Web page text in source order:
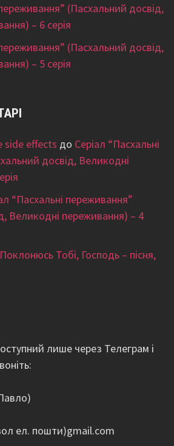
(Пасхальний досвід,
– 6 серія
(Пасхальний досвід,
– 5 серія
side effects до Серіал “Пасхальні
досвід, Великодні
“Пасхальні переживання”
Великодні переживання) – 4
Поклонюсь Тобі, Господь – пісня,
лише через Телеграм і
ел. пошти)gmail.com